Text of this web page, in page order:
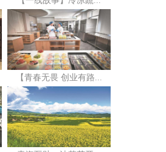
【青春无畏 创业有路...